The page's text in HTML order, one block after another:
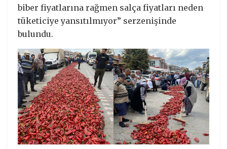
biber fiyatlarına rağmen salça fiyatları neden
tüketiciye yansıtılmıyor” serzenişinde
bulundu.